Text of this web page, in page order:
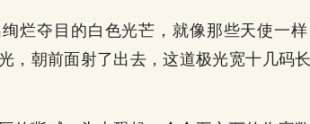
烂夺目的白色光芒，就像那些天使一
，朝前面射了出去，这道极光宽十几码